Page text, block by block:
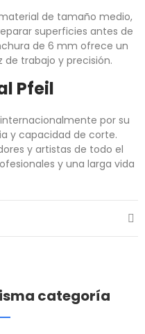
de tamaño medio,
superficies antes de
de 6 mm ofrece un
trabajo y precisión.
Pfeil
por su
y capacidad de corte.
y artistas de todo el
y una larga vida
categoría